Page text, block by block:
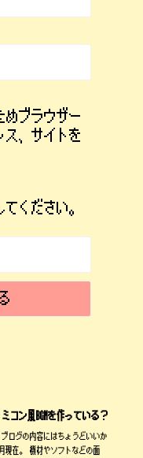
めブラウザー
ス、サイトを
ください。
コン風BGMを作っている？
ログの内容にはちょうどいいか
現在。 機材やソフトなどの面